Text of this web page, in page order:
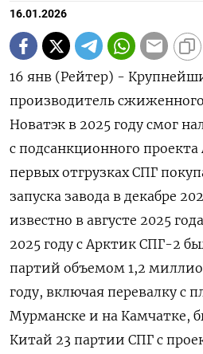
16.01.2026
16 янв (Рейтер) -
производитель
Новатэк в 2025 году смог
с подсанкционного
первых отгрузках СПГ
запуска завода в декабре
известно в ⁠августе 2025
2025 ⁠году с Арктик СПГ-2
партий объемом ⁠1,2
году, включая перевалку с
Мурманске и на Камчатке,
Китай 23 партии СПГ с